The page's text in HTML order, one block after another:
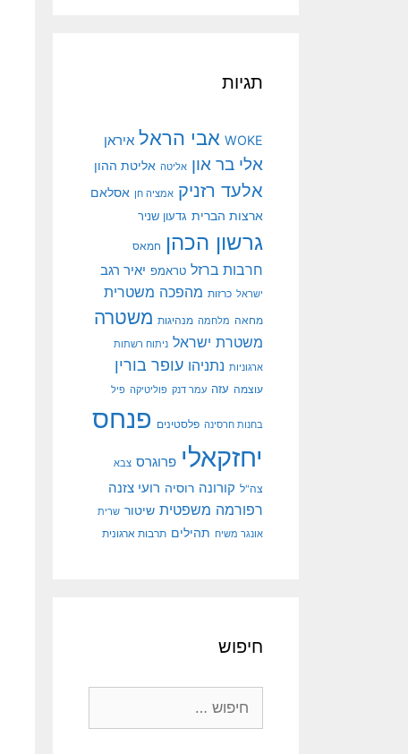
תגיות
WOKE אבי הראל איראן
אלי בר און אליטה אליטת ההון
אלעד רזניק אמציה חן אסלאם
ארצות הברית גדעון שניר
גרשון הכהן חמאס
חרבות ברזל טראמפ יאיר רגב
ישראל כרזות מהפכה משטרית
מחאה מלחמה מנהיגות משטרה
משטרת ישראל ניתוח רשתות
ארגוניות נתניהו עופר בורין
עוצמה עזה עמר דנק פוליטיקה פיל
בחנות חרסינה פלסטינים פנחס
יחזקאלי פרוגרס צבא
צה"ל קורונה רוסיה רועי צזנה
רפורמה משפטית שיטור שרית
אונגר משיח תהילים תרבות ארגונית
חיפוש